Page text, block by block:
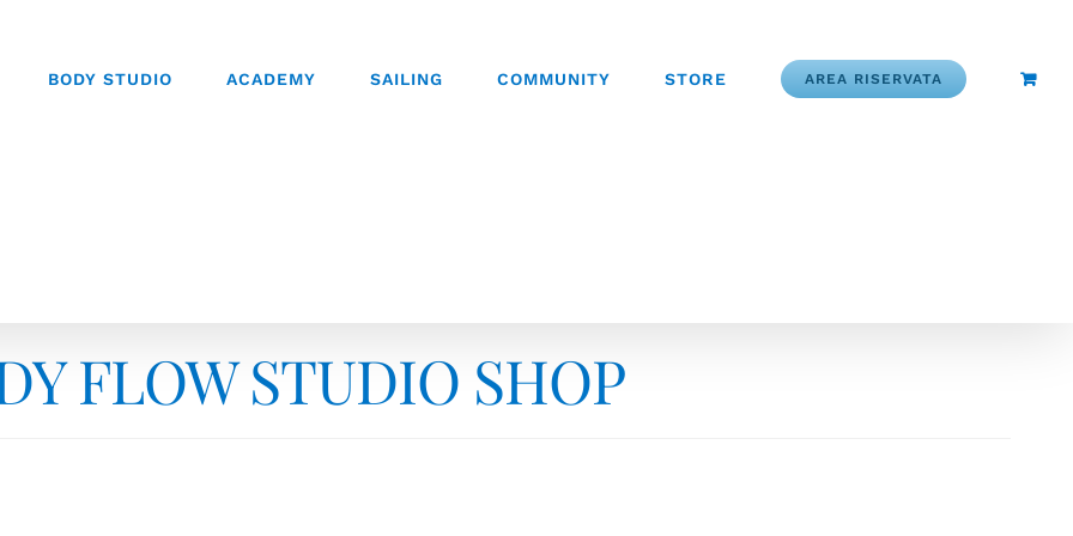
BODY STUDIO ACADEMY SAILING COMMUNITY STORE AREA RISERVATA
FLOW STUDIO SHOP